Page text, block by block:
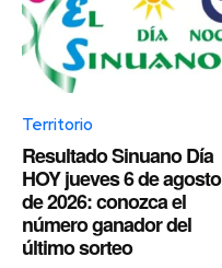
Territorio
Resultado Sinuano Día
HOY jueves 6 de agosto
de 2026: conozca el
número ganador del
último sorteo